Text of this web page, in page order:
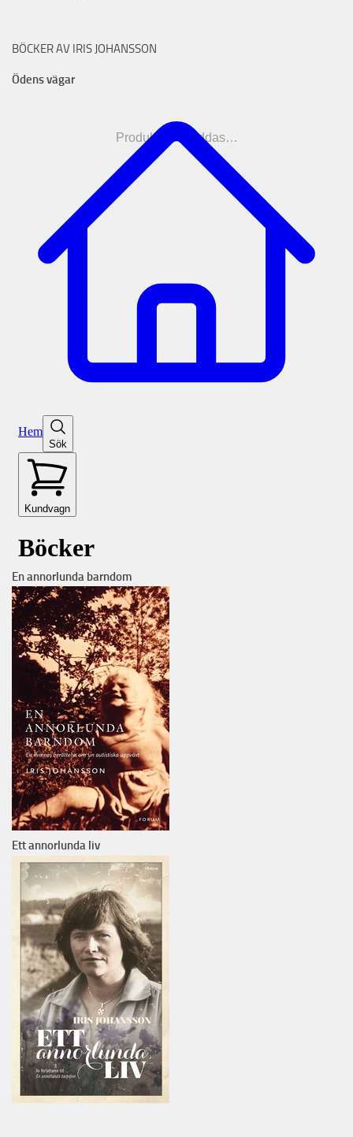
BÖCKER AV IRIS JOHANSSON
Ödens vägar
Produkterna laddas…
En annorlunda barndom
Ett annorlunda liv